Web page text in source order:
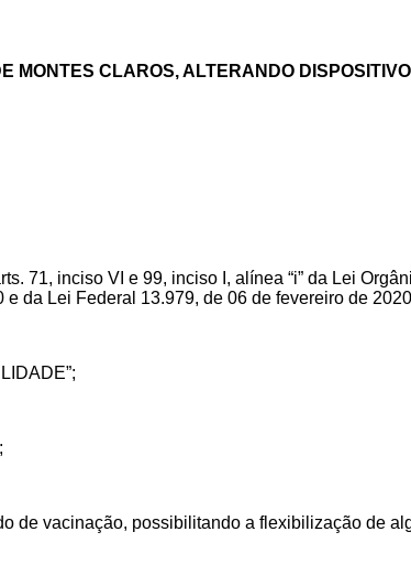
MONTES CLAROS, ALTERANDO
71, inciso VI e 99, inciso I, alínea “i” da Lei
da Lei Federal 13.979, de 06 de fevereiro de
de vacinação, possibilitando a flexibilização de